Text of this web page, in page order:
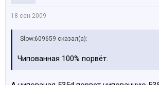
18 сен 2009
Slow;609659 сказал(а):
Чипованная 100% порвёт.